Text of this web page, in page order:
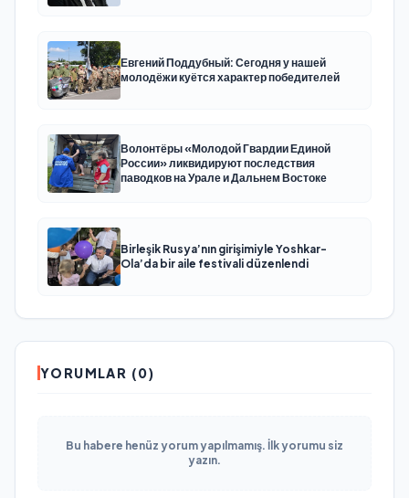
Евгений Поддубный: Сегодня у нашей
молодёжи куётся характер победителей
Волонтёры «Молодой Гвардии Единой
России» ликвидируют последствия
паводков на Урале и Дальнем Востоке
Birleşik Rusya’nın girişimiyle Yoshkar-
Ola’da bir aile festivali düzenlendi
YORUMLAR (0)
Bu habere henüz yorum yapılmamış. İlk yorumu siz
yazın.